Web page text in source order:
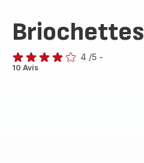
Briochettes
Avis
4 /5 -
10 Avis